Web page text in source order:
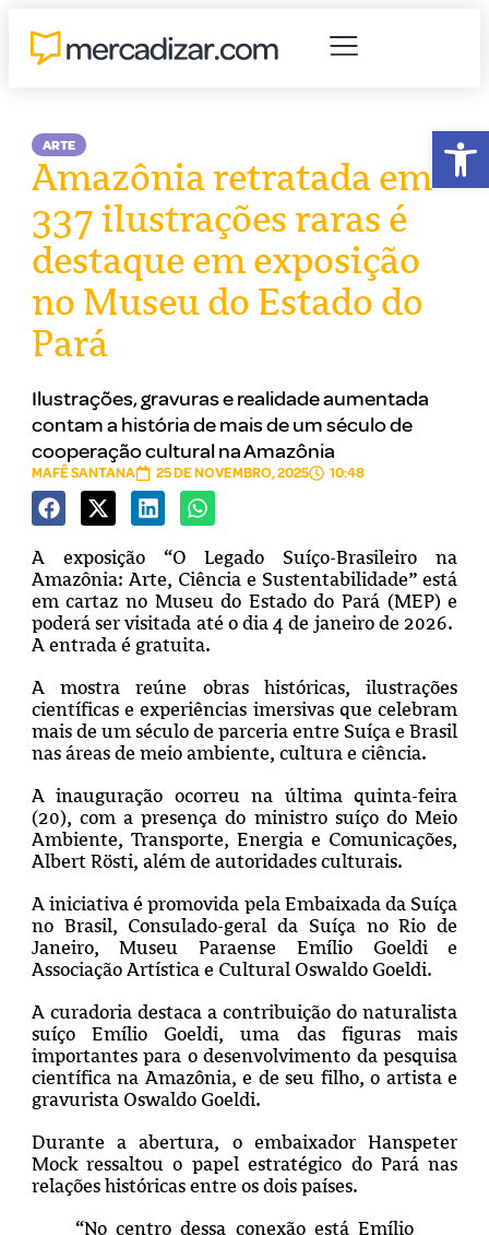
ARTE
Amazônia retratada em
337 ilustrações raras é
destaque em exposição
no Museu do Estado do
Pará
Ilustrações, gravuras e realidade aumentada
contam a história de mais de um século de
cooperação cultural na Amazônia
MAFÊ SANTANA 25 DE NOVEMBRO, 2025 10:48
A exposição “O Legado Suíço-Brasileiro na
Amazônia: Arte, Ciência e Sustentabilidade” está
em cartaz no Museu do Estado do Pará (MEP) e
poderá ser visitada até o dia 4 de janeiro de 2026.
A entrada é gratuita.
A mostra reúne obras históricas, ilustrações
científicas e experiências imersivas que celebram
mais de um século de parceria entre Suíça e Brasil
nas áreas de meio ambiente, cultura e ciência.
A inauguração ocorreu na última quinta-feira
(20), com a presença do ministro suíço do Meio
Ambiente, Transporte, Energia e Comunicações,
Albert Rösti, além de autoridades culturais.
A iniciativa é promovida pela Embaixada da Suíça
no Brasil, Consulado-geral da Suíça no Rio de
Janeiro, Museu Paraense Emílio Goeldi e
Associação Artística e Cultural Oswaldo Goeldi.
A curadoria destaca a contribuição do naturalista
suíço Emílio Goeldi, uma das figuras mais
importantes para o desenvolvimento da pesquisa
científica na Amazônia, e de seu filho, o artista e
gravurista Oswaldo Goeldi.
Durante a abertura, o embaixador Hanspeter
Mock ressaltou o papel estratégico do Pará nas
relações históricas entre os dois países.
“No centro dessa conexão está Emílio